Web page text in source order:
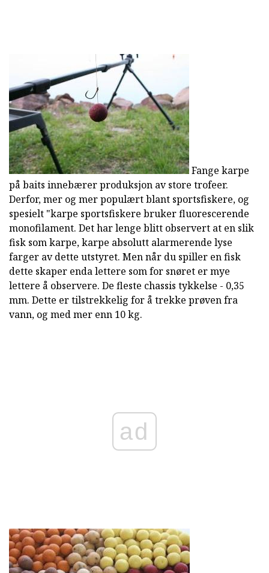
Fange karpe
på baits innebærer produksjon av store trofeer.
Derfor, mer og mer populært blant sportsfiskere, og
spesielt "karpe sportsfiskere bruker fluorescerende
monofilament. Det har lenge blitt observert at en slik
fisk som karpe, karpe absolutt alarmerende lyse
farger av dette utstyret. Men når du spiller en fisk
dette skaper enda lettere som for snøret er mye
lettere å observere. De fleste chassis tykkelse - 0,35
mm. Dette er tilstrekkelig for å trekke prøven fra
vann, og med mer enn 10 kg.
ad